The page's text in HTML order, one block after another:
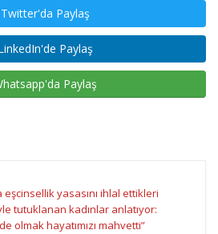
Twitter'da Paylaş
Paylaş
Paylaş
eşcinsellik yasasını ihlal ettikleri
tutuklanan kadınlar anlatıyor:
olmak hayatımızı mahvetti”